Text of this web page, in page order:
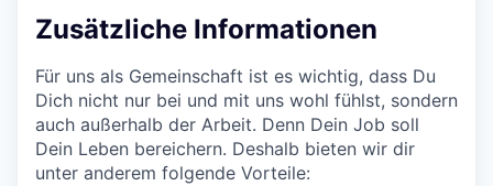
Zusätzliche Informationen
Für uns als Gemeinschaft ist es wichtig, dass Du
Dich nicht nur bei und mit uns wohl fühlst, sondern
auch außerhalb der Arbeit. Denn Dein Job soll
Dein Leben bereichern. Deshalb bieten wir dir
unter anderem folgende Vorteile: